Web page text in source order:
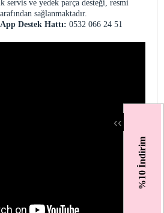
%10 İndirim
‹‹
servis ve yedek parça desteği, resmi
sağlanmaktadır.
Destek Hattı: 0532 066 24 51